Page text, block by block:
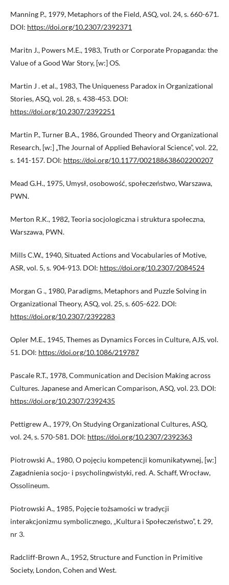
Manning P., 1979, Metaphors of the Field, ASQ, vol. 24, s. 660-671.
DOI: https://doi.org/10.2307/2392371
Maritn J., Powers M.E., 1983, Truth or Corporate Propaganda: the
Value of a Good War Story, [w:] OS.
Martin J . et al., 1983, The Uniqueness Paradox in Organizational
Stories, ASQ, vol. 28, s. 438-453. DOI:
https://doi.org/10.2307/2392251
Martin P., Turner B.A., 1986, Grounded Theory and Organizational
Research, [w:] „The Journal of Applied Behavioral Science”, vol. 22,
s. 141-157. DOI: https://doi.org/10.1177/002188638602200207
Mead G.H., 1975, Umysł, osobowość, społeczeństwo, Warszawa,
PWN.
Merton R.K., 1982, Teoria socjologiczna i struktura społeczna,
Warszawa, PWN.
Mills C.W., 1940, Situated Actions and Vocabularies of Motive,
ASR, vol. 5, s. 904-913. DOI: https://doi.org/10.2307/2084524
Morgan G ., 1980, Paradigms, Metaphors and Puzzle Solving in
Organizational Theory, ASQ, vol. 25, s. 605-622. DOI:
https://doi.org/10.2307/2392283
Opler M.E., 1945, Themes as Dynamics Forces in Culture, AJS, vol.
51. DOI: https://doi.org/10.1086/219787
Pascale R.T., 1978, Communication and Decision Making across
Cultures. Japanese and American Comparison, ASQ, vol. 23. DOI:
https://doi.org/10.2307/2392435
Pettigrew A., 1979, On Studying Organizational Cultures, ASQ,
vol. 24, s. 570-581. DOI: https://doi.org/10.2307/2392363
Piotrowski A., 1980, O pojęciu kompetencji komunikatywnej, [w:]
Zagadnienia socjo- i psycholingwistyki, red. A. Schaff, Wrocław,
Ossolineum.
Piotrowski A., 1985, Pojęcie tożsamości w tradycji
interakcjonizmu symbolicznego, „Kultura i Społeczeństwo”, t. 29,
nr 3.
Radcliff-Brown A., 1952, Structure and Function in Primitive
Society, London, Cohen and West.